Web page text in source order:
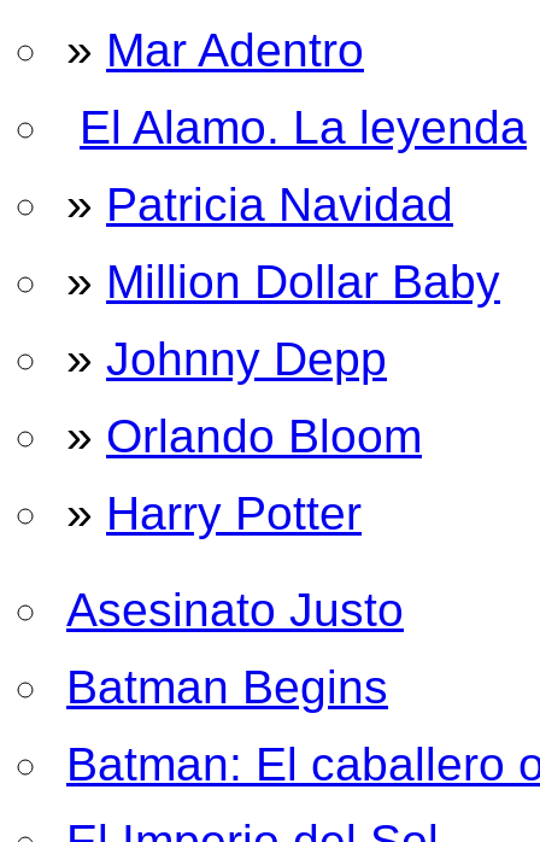
» Mar Adentro
El Alamo. La leyenda
» Patricia Navidad
» Million Dollar Baby
» Johnny Depp
» Orlando Bloom
» Harry Potter
Asesinato Justo
Batman Begins
Batman: El caballero